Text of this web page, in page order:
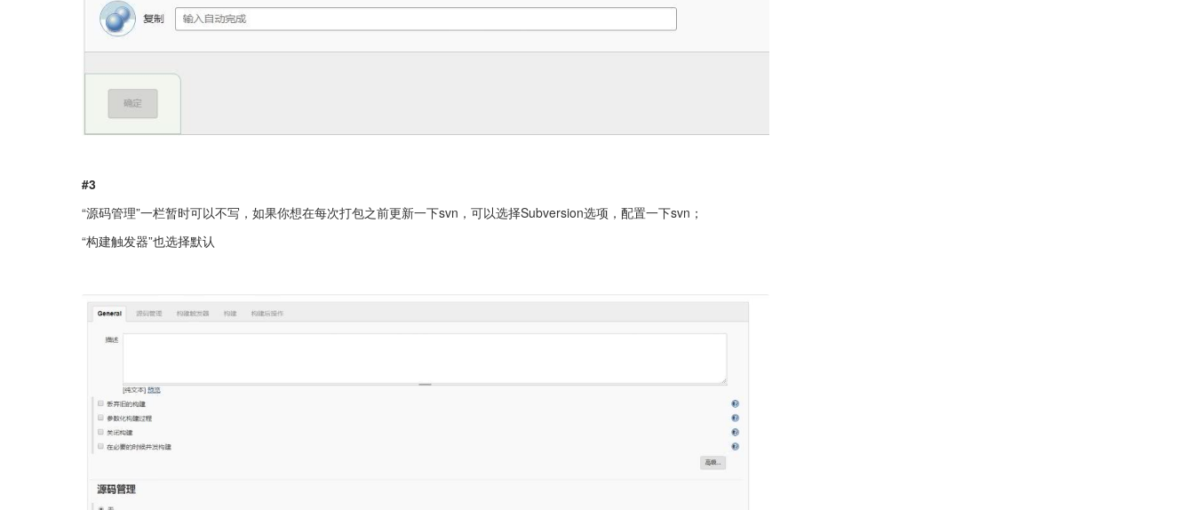
#3
“源码管理”一栏暂时可以不写，如果你想在每次打包之前更新一下svn，可以选择Subversion选项，配置一下svn；
“构建触发器”也选择默认